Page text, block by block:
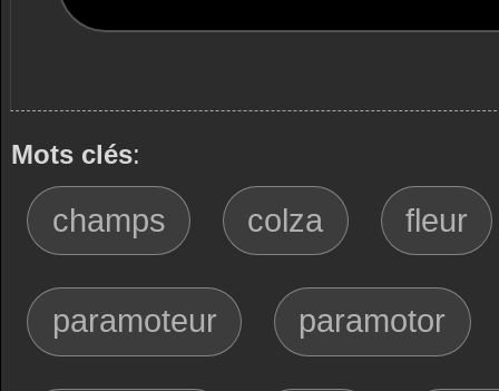
Mots clés:
champs colza fleur
paramoteur paramotor